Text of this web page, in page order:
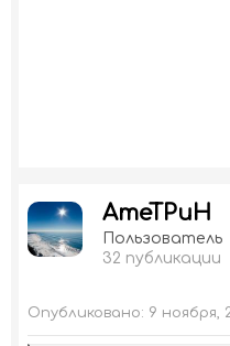
AmeTPuH
Пользователь
32 публикации
Опубликовано: 9 ноября,